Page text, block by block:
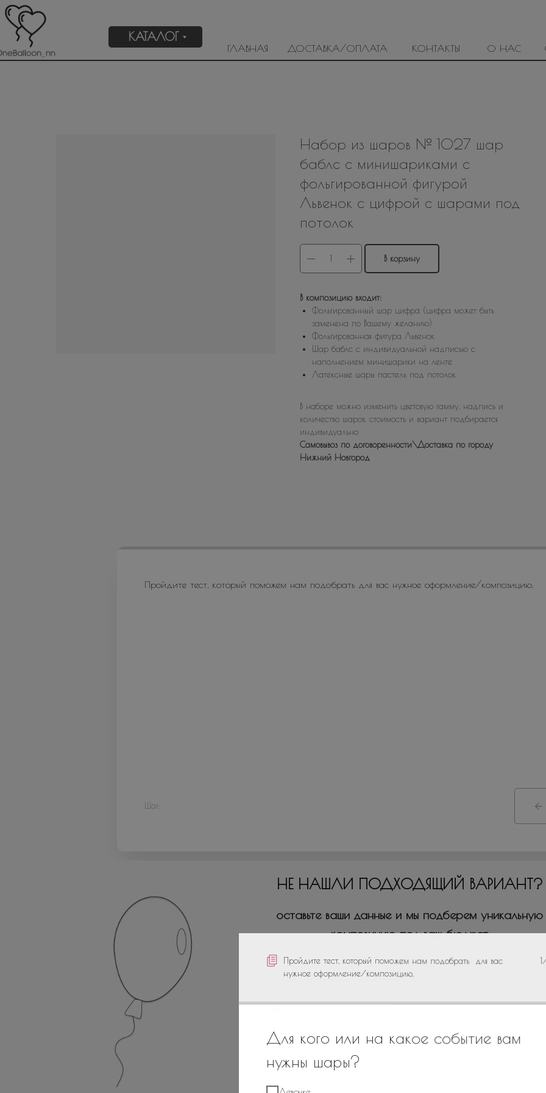
ДОСТАВКА/ОПЛАТА
ГЛАВНАЯ КОНТАКТЫ О НАС
КАТАЛОГ
Пройдите тест, который поможем нам подобрать для вас
нужное оформление/композицию.
Для кого или на какое событие вам
нужны шары?
Девочке
Набор из шаров № 1027 шар
баблс с минишариками с
фольгированной фигурой
Львенок с цифрой с шарами под
потолок
В корзину
В композицию входит:
Фольгированный шар цифра (цифра может быть
заменена по Вашему желанию)
Фольгированная фигура Львенок
Шар баблс с индивидуальной надписью с
наполнением минишарики на ленте
Латексные шары пастель под потолок
В наборе можно изменить цветовую гамму, надпись и
количество шаров, стоимость и вариант подбирается
индивидуально
Самовывоз по договоренности\Доставка по городу
Нижний Новгород
Пройдите тест, который поможем нам подобрать для вас нужное оформление/композицию.
Шаг:
+7
НЕ НАШЛИ ПОДХОДЯЩИЙ ВАРИАНТ?
оставьте ваши данные и мы подберем уникальную
композицию под ваш бюджет